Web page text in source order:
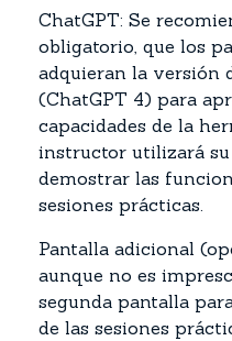
ChatGPT: Se
obligatorio, que los
adquieran la versión
(ChatGPT 4) para
capacidades de la
instructor utilizará
demostrar las
sesiones prácticas.
Pantalla adicional
aunque no es
segunda pantalla
de las sesiones